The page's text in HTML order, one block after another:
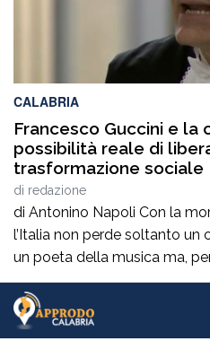
CALABRIA
Francesco Guccini e la
possibilità reale di
trasformazione sociale
di redazione
di Antonino Napoli Con la
l’Italia non perde soltanto un
un poeta della musica ma,
cresciuta nella sinistra degli
ne va un autentico
maestri che hanno insegnato